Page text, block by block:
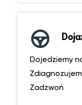
Dojedziemy
Zadzwoń